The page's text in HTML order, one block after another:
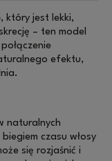
, który jest lekki,
– ten model
efektu,
naturalnych
czasu włosy
się rozjaśnić i